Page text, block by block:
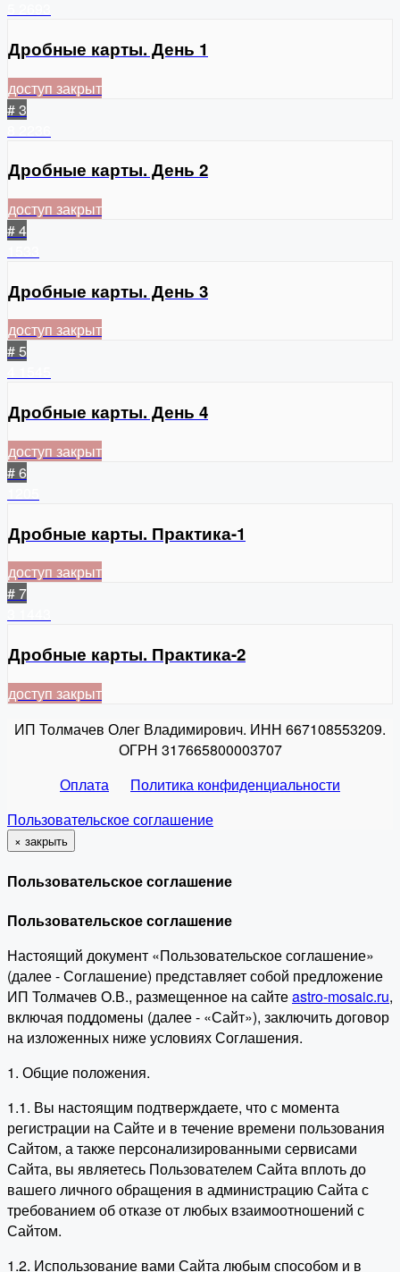
Дробные карты. День 1
доступ закрыт
# 3
Дробные карты. День 2
доступ закрыт
# 4
Дробные карты. День 3
доступ закрыт
# 5
Дробные карты. День 4
доступ закрыт
# 6
Дробные карты. Практика-1
доступ закрыт
# 7
Дробные карты. Практика-2
доступ закрыт
ИП Толмачев Олег Владимирович. ИНН 667108553209.
ОГРН 317665800003707
Оплата
Политика конфиденциальности
Пользовательское соглашение
× закрыть
Пользовательское соглашение
Пользовательское соглашение
Настоящий документ «Пользовательское соглашение»
(далее - Соглашение) представляет собой предложение
ИП Толмачев О.В., размещенное на сайтеastro-mosaic.ru,
включая поддомены (далее - «Сайт»), заключить договор
на изложенных ниже условиях Соглашения.
1. Общие положения.
1.1. Вы настоящим подтверждаете, что с момента
регистрации на Сайте и в течение времени пользования
Сайтом, а также персонализированными сервисами
Сайта, вы являетесь Пользователем Сайта вплоть до
вашего личного обращения в администрацию Сайта с
требованием об отказе от любых взаимоотношений с
Сайтом.
1.2. Использование вами Сайта любым способом и в